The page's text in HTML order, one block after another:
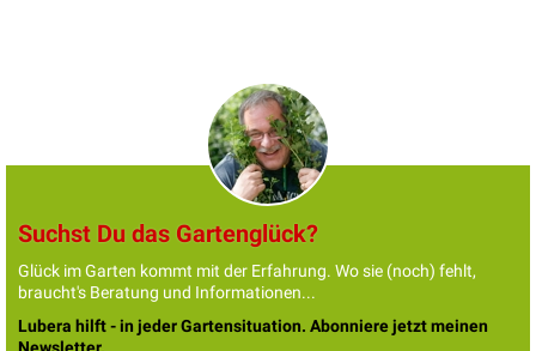
Suchst Du das Gartenglück?
Glück im Garten kommt mit der Erfahrung. Wo sie (noch) fehlt,
braucht's Beratung und Informationen...
Lubera hilft - in jeder Gartensituation. Abonniere jetzt meinen